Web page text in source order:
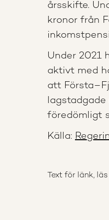
årsskifte.
kronor från
Under 2021
aktivt med
att
föredömligt
Källa:
Text för länk,